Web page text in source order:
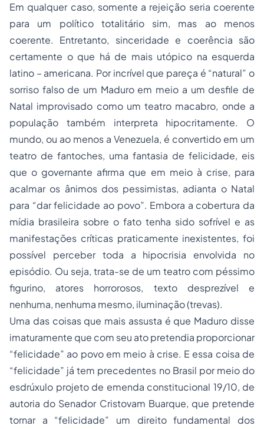
Em qualquer caso, somente a rejeição seria coerente
para um político totalitário sim, mas ao menos
coerente. Entretanto, sinceridade e coerência são
certamente o que há de mais utópico na esquerda
latino – americana. Por incrível que pareça é “natural” o
sorriso falso de um Maduro em meio a um desfile de
Natal improvisado como um teatro macabro, onde a
população também interpreta hipocritamente. O
mundo, ou ao menos a Venezuela, é convertido em um
teatro de fantoches, uma fantasia de felicidade, eis
que o governante afirma que em meio à crise, para
acalmar os ânimos dos pessimistas, adianta o Natal
para “dar felicidade ao povo”. Embora a cobertura da
mídia brasileira sobre o fato tenha sido sofrível e as
manifestações críticas praticamente inexistentes, foi
possível perceber toda a hipocrisia envolvida no
episódio. Ou seja, trata-se de um teatro com péssimo
figurino, atores horrorosos, texto desprezível e
nenhuma, nenhuma mesmo, iluminação (trevas).
Uma das coisas que mais assusta é que Maduro disse
imaturamente que com seu ato pretendia proporcionar
“felicidade” ao povo em meio à crise. E essa coisa de
“felicidade” já tem precedentes no Brasil por meio do
esdrúxulo projeto de emenda constitucional 19/10, de
autoria do Senador Cristovam Buarque, que pretende
tornar a “felicidade” um direito fundamental dos